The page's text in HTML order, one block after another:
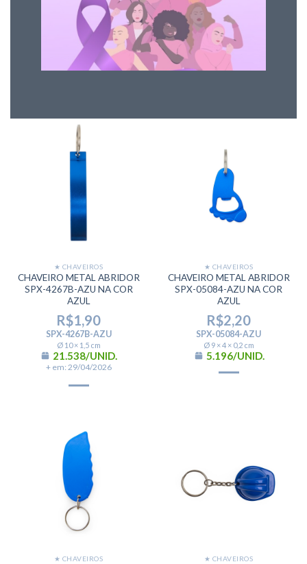
★ CHAVEIROS
CHAVEIRO METAL ABRIDOR
SPX-4267B-AZU NA COR
AZUL
R$1,90
SPX-4267B-AZU
Ø 10 × 1,5 cm
21.538/UNID.
+ em: 29/04/2026
★ CHAVEIROS
CHAVEIRO METAL ABRIDOR
SPX-05084-AZU NA COR
AZUL
R$2,20
SPX-05084-AZU
Ø 9 × 4 × 0,2 cm
5.196/UNID.
★ CHAVEIROS ★ CHAVEIROS